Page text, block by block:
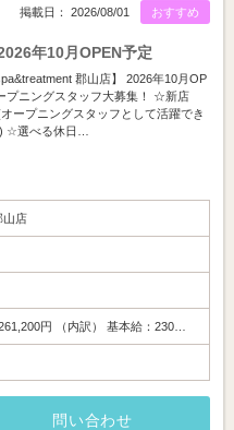
おすすめ
掲載日： 2026/08/01
年10月OPEN予定
郡山店】 2026年10月OP
プニングスタッフ大募集！ ☆新店
ープニングスタッフとして活躍でき
☆選べる休日…
山店
円 （内訳） 基本給：230…
問い合わせ